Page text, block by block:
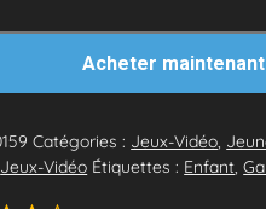
Acheter maintenant
Catégories : Jeux-Vidéo,
Jeux-Vidéo Étiquettes : Enfant,